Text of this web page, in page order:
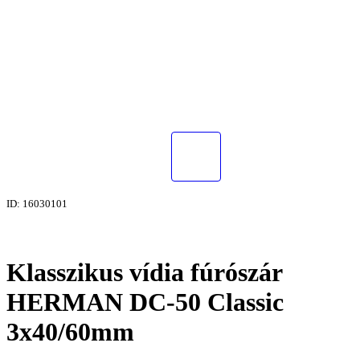
ID: 16030101
Klasszikus vídia fúrószár
HERMAN DC-50 Classic
3x40/60mm